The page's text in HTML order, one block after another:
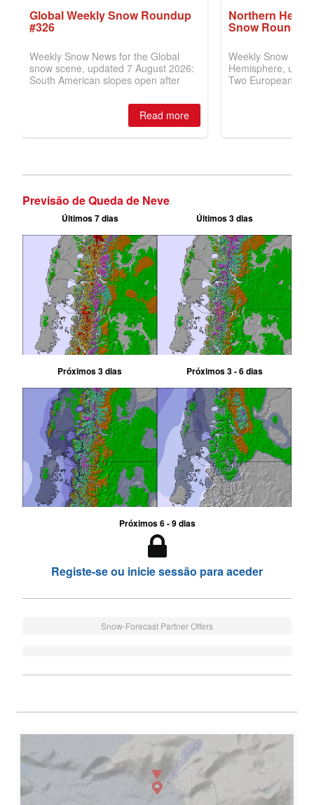
Previsão de Queda de Neve
Últimos 7 dias Últimos 3 dias
Próximos 3 dias Próximos 3 - 6 dias
Próximos 6 - 9 dias
Registe-se ou inicie sessão para aceder
Snow-Forecast Partner Offers